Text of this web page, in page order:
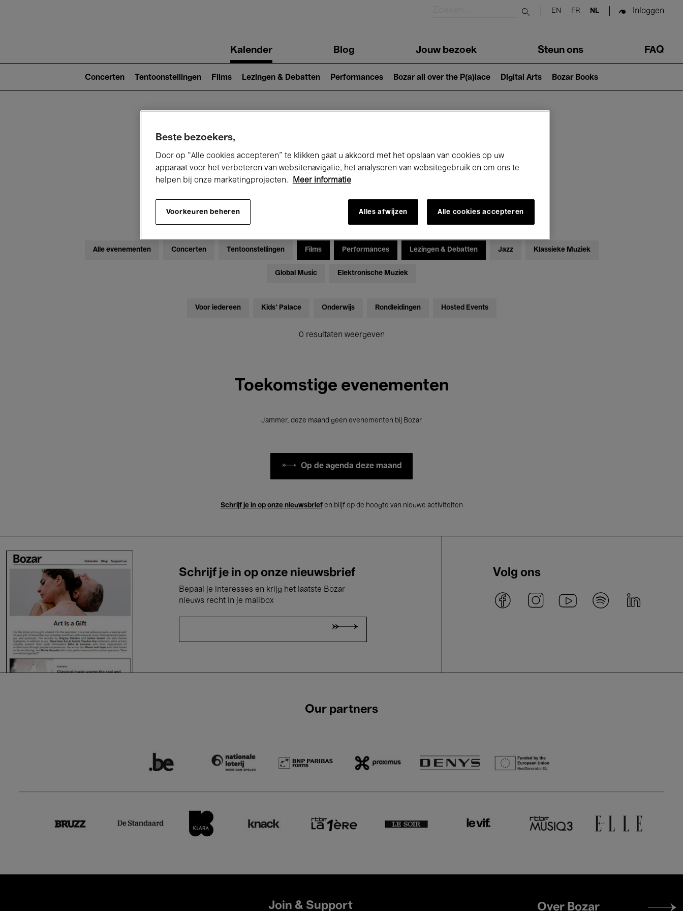
Submit search
EN FR NL Inloggen
navigationKalender Blog Jouw bezoek Steun ons FAQ
2)
Concerten Tentoonstellingen Films Lezingen & Debatten Performances Bozar all over the P(a)lace Digital Arts Bozar Books
Alle evenementen Concerten Tentoonstellingen Films Performances Lezingen & Debatten Jazz Klassieke Muziek
Global Music Elektronische Muziek
Voor iedereen Kids’ Palace Onderwijs Rondleidingen Hosted Events
0 resultaten weergeven
Toekomstige evenementen
Jammer, deze maand geen evenementen bij Bozar
Op de agenda deze maand
Schrijf je in op onze nieuwsbriefen blijf op de hoogte van nieuwe activiteiten
Schrijf je in op onze nieuwsbrief
Bepaal je interesses en krijg het laatste Bozar
nieuws recht in je mailbox
Volg ons
Our partners
Join & Support
Footer
Over Bozar
Beste bezoekers,
Door op “Alle cookies accepteren” te klikken gaat u akkoord met het opslaan van cookies op uw
apparaat voor het verbeteren van websitenavigatie, het analyseren van websitegebruik en om ons te
helpen bij onze marketingprojecten.
Meer informatie
Voorkeuren beheren Alles afwijzen Alle cookies accepteren